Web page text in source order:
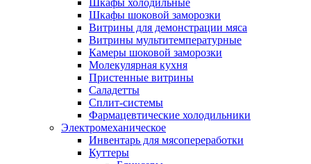
Шкафы холодильные
Шкафы шоковой заморозки
Витрины для демонстрации мяса
Витрины мультитемпературные
Камеры шоковой заморозки
Молекулярная кухня
Пристенные витрины
Саладетты
Сплит-системы
Фармацевтические холодильники
Электромеханическое
Инвентарь для мясопереработки
Куттеры